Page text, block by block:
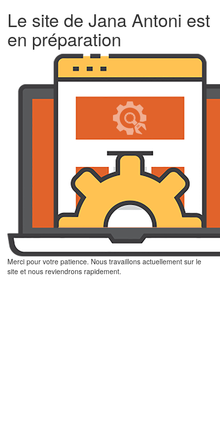
Le site de Jana Antoni est
en préparation
Merci pour votre patience. Nous travaillons actuellement sur le
site et nous reviendrons rapidement.